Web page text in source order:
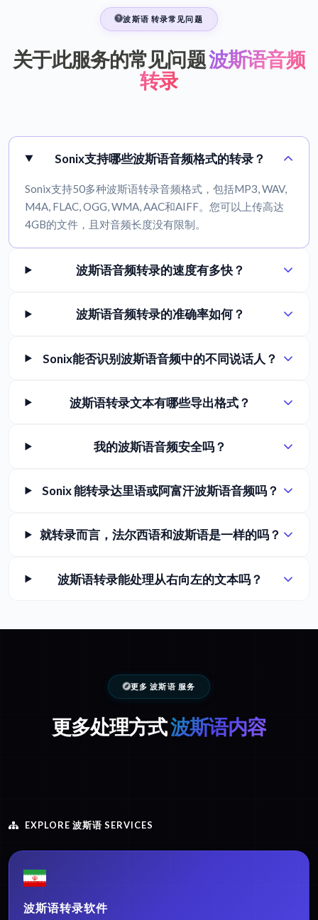
波斯语 转录常见问题
关于此服务的常见问题波斯语音频
转录
Sonix支持哪些波斯语音频格式的转录？
Sonix支持50多种波斯语转录音频格式，包括MP3, WAV,
M4A, FLAC, OGG, WMA, AAC和AIFF。您可以上传高达
4GB的文件，且对音频长度没有限制。
波斯语音频转录的速度有多快？
波斯语音频转录的准确率如何？
Sonix能否识别波斯语音频中的不同说话人？
波斯语转录文本有哪些导出格式？
我的波斯语音频安全吗？
Sonix 能转录达里语或阿富汗波斯语音频吗？
就转录而言，法尔西语和波斯语是一样的吗？
波斯语转录能处理从右向左的文本吗？
更多 波斯语 服务
更多处理方式波斯语内容
EXPLORE 波斯语 SERVICES
波斯语转录软件